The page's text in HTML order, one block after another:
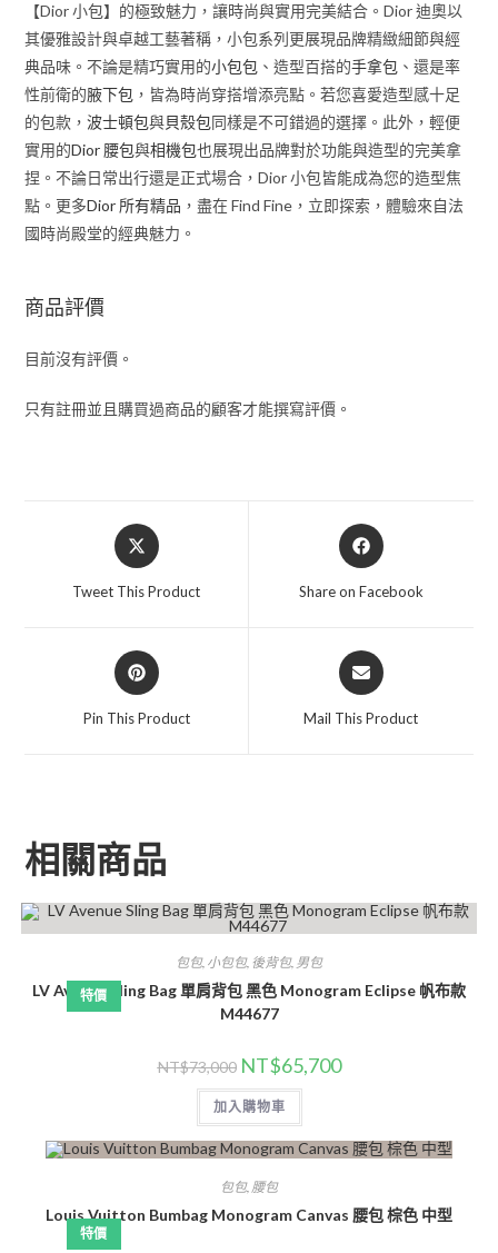
【Dior 小包】的極致魅力，讓時尚與實用完美結合。Dior 迪奧以
其優雅設計與卓越工藝著稱，小包系列更展現品牌精緻細節與經
典品味。不論是精巧實用的小包包 、造型百搭的手拿包 、還是率
性前衛的腋下包 ，皆為時尚穿搭增添亮點。若您喜愛造型感十足
的包款，波士頓包與貝殼包同樣是不可錯過的選擇。此外，輕便
實用的Dior 腰包與相機包也展現出品牌對於功能與造型的完美拿
捏。不論日常出行還是正式場合，Dior 小包皆能成為您的造型焦
點。更多Dior 所有精品 ，盡在 Find Fine，立即探索，體驗來自法
國時尚殿堂的經典魅力。
商品評價
目前沒有評價。
只有註冊並且購買過商品的顧客才能撰寫評價。
Tweet This Product Share on Facebook
Pin This Product Mail This Product
相關商品
特價
包包, 小包包, 後背包, 男包
LV Avenue Sling Bag 單肩背包 黑色 Monogram Eclipse 帆布款
M44677
NT$73,000 NT$65,700
加入購物車
特價
包包,腰包
Louis Vuitton Bumbag Monogram Canvas 腰包 棕色 中型